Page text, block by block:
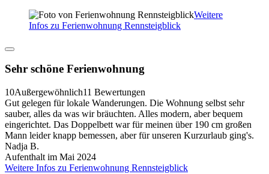
Weitere
Infos zu Ferienwohnung Rennsteigblick
Sehr schöne Ferienwohnung
10Außergewöhnlich11 Bewertungen
Gut gelegen für lokale Wanderungen. Die Wohnung selbst sehr
sauber, alles da was wir bräuchten. Alles modern, aber bequem
eingerichtet. Das Doppelbett war für meinen über 190 cm großen
Mann leider knapp bemessen, aber für unseren Kurzurlaub ging's.
Nadja B.
Aufenthalt im Mai 2024
Weitere Infos zu Ferienwohnung Rennsteigblick